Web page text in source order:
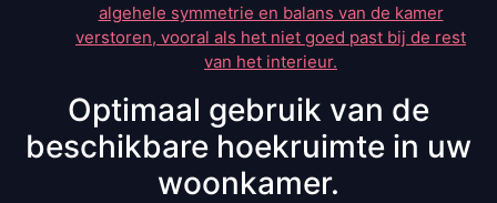
algehele symmetrie en balans van de kamer
verstoren, vooral als het niet goed past bij de rest
van het interieur.
Optimaal gebruik van de
beschikbare hoekruimte in uw
woonkamer.